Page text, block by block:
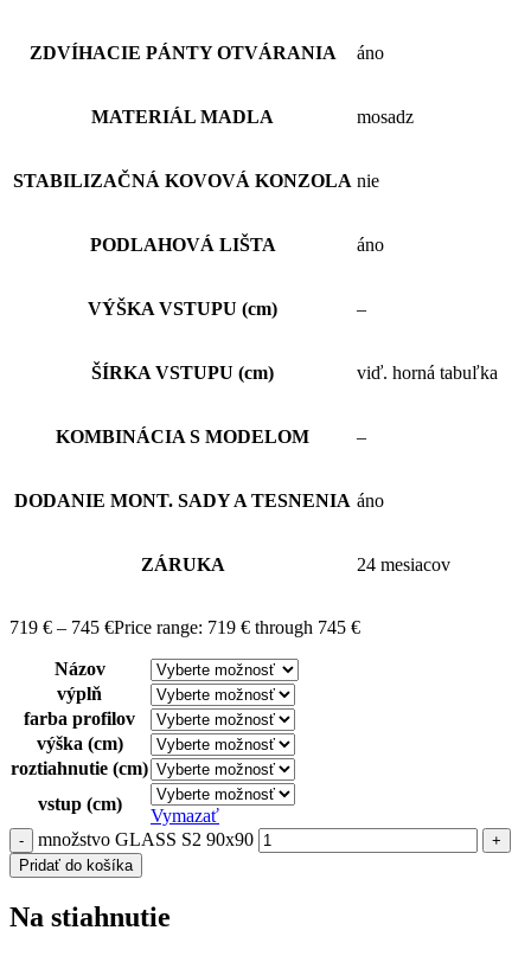
ZDVÍHACIE PÁNTY OTVÁRANIA áno
MATERIÁL MADLA mosadz
STABILIZAČNÁ KOVOVÁ KONZOLA nie
PODLAHOVÁ LIŠTA áno
VÝŠKA VSTUPU (cm) –
ŠÍRKA VSTUPU (cm) viď. horná tabuľka
KOMBINÁCIA S MODELOM –
DODANIE MONT. SADY A TESNENIA áno
ZÁRUKA 24 mesiacov
719 € – 745 €Price range: 719 € through 745 €
Názov
výplň
farba profilov
výška (cm)
roztiahnutie (cm)
vstup (cm)
Vymazať
množstvo GLASS S2 90x90
Pridať do košíka
Na stiahnutie